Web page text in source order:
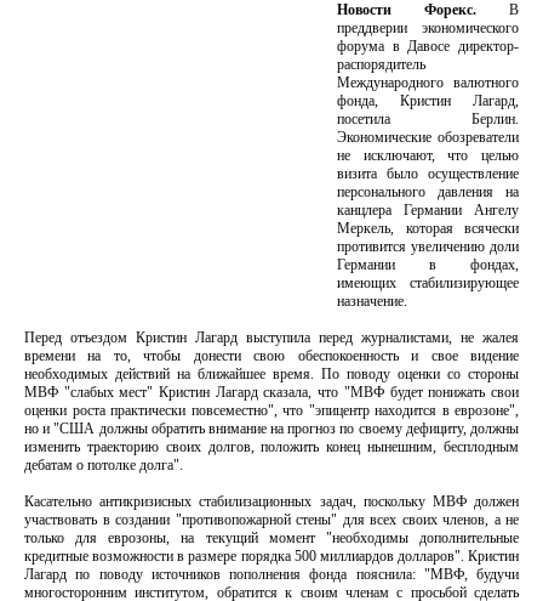
Новости Форекс. В
преддверии экономического
форума в Давосе директор-
распорядитель
Международного валютного
фонда, Кристин Лагард,
посетила Берлин.
Экономические обозреватели
не исключают, что целью
визита было осуществление
персонального давления на
канцлера Германии Ангелу
Меркель, которая всячески
противится увеличению доли
Германии в фондах,
имеющих стабилизирующее
назначение.
Перед отъездом Кристин Лагард выступила перед журналистами, не жалея
времени на то, чтобы донести свою обеспокоенность и свое видение
необходимых действий на ближайшее время. По поводу оценки со стороны
МВФ "слабых мест" Кристин Лагард сказала, что "МВФ будет понижать свои
оценки роста практически повсеместно", что "эпицентр находится в еврозоне",
но и "США должны обратить внимание на прогноз по своему дефициту, должны
изменить траекторию своих долгов, положить конец нынешним, бесплодным
дебатам о потолке долга".
Касательно антикризисных стабилизационных задач, поскольку МВФ должен
участвовать в создании "противопожарной стены" для всех своих членов, а не
только для еврозоны, на текущий момент "необходимы дополнительные
кредитные возможности в размере порядка 500 миллиардов долларов". Кристин
Лагард по поводу источников пополнения фонда пояснила: "МВФ, будучи
многосторонним институтом, обратится к своим членам с просьбой сделать